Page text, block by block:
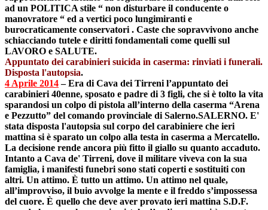
ad un POLITICA stile “ non disturbare il conducente o
manovratore “ ed a vertici poco lungimiranti e
burocraticamente conservatori . Caste che sopravvivono anche
schiacciando tutele e diritti fondamentali come quelli sul
LAVORO e SALUTE.
Appuntato dei carabinieri suicida in caserma: rinviati i funerali.
Disposta l'autopsia.
4 Aprile 2014– Era di Cava dei Tirreni l’appuntato dei
carabinieri 40enne, sposato e padre di 3 figli, che si è tolto la vita
sparandosi un colpo di pistola all’interno della caserma “Arena
e Pezzutto” del comando provinciale di Salerno.SALERNO. E'
stata disposta l'autopsia sul corpo del carabiniere che ieri
mattina si è sparato un colpo alla testa in caserma a Mercatello.
La decisione rende ancora più fitto il giallo su quanto accaduto.
Intanto a Cava de' Tirreni, dove il militare viveva con la sua
famiglia, i manifesti funebri sono stati coperti e sostituiti con
altri. Un attimo. È tutto un attimo. Un attimo nel quale,
all’improvviso, il buio avvolge la mente e il freddo s’impossessa
del cuore. È quello che deve aver provato ieri mattina S.D.F.